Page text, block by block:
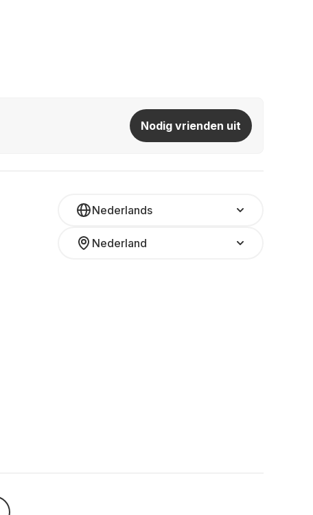
Nodig vrienden uit
Nederlands
Nederland